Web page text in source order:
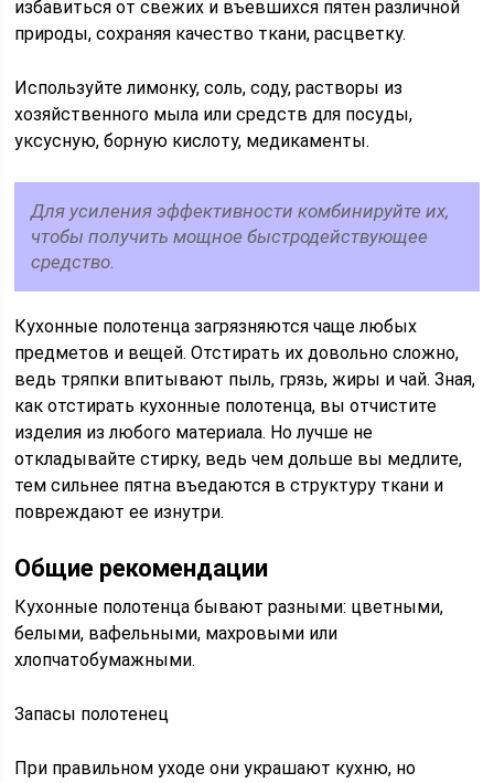
избавиться от свежих и въевшихся пятен различной
природы, сохраняя качество ткани, расцветку.
Используйте лимонку, соль, соду, растворы из
хозяйственного мыла или средств для посуды,
уксусную, борную кислоту, медикаменты.
Для усиления эффективности комбинируйте их,
чтобы получить мощное быстродействующее
средство.
Кухонные полотенца загрязняются чаще любых
предметов и вещей. Отстирать их довольно сложно,
ведь тряпки впитывают пыль, грязь, жиры и чай. Зная,
как отстирать кухонные полотенца, вы отчистите
изделия из любого материала. Но лучше не
откладывайте стирку, ведь чем дольше вы медлите,
тем сильнее пятна въедаются в структуру ткани и
повреждают ее изнутри.
Общие рекомендации
Кухонные полотенца бывают разными: цветными,
белыми, вафельными, махровыми или
хлопчатобумажными.
Запасы полотенец
При правильном уходе они украшают кухню, но